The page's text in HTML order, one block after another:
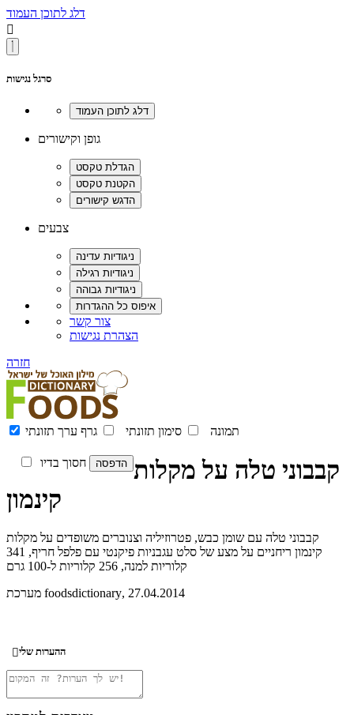
דלג לתוכן העמוד

סרגל נגישות
גופן וקישורים
צבעים
צור קשר
הצהרת נגישות
חזרה
תמונה סימון תזונתי גרף ערך תזונתי
חסוך בדיו
קבבוני טלה על מקלות
קינמון
קבבוני טלה עם שומן כבש, פטרוזיליה וצנוברים משופדים על מקלות
קינמון ריחניים על מצע של סלט עגבניות פיקנטי עם פלפל חריף, 341
קלוריות למנה, 256 קלוריות ל-100 גרם
מערכת foodsdictionary, 27.04.2014
ההערות שלי